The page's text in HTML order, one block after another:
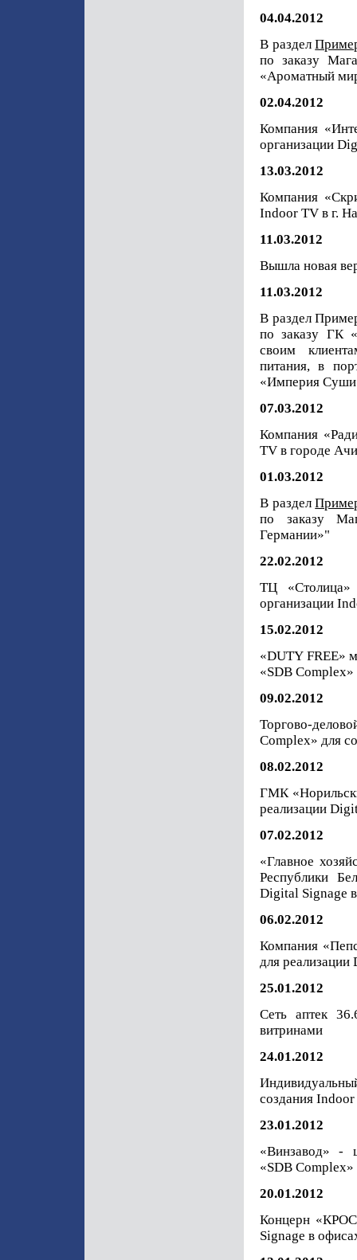
04.04.2012
В раздел
по заказу
«Ароматный
02.04.2012
Компания
организации
13.03.2012
Компания
Indoor TV в г.
11.03.2012
Вышла новая
11.03.2012
В раздел
по заказу ГК
своим
питания, в
«Империя
07.03.2012
Компания
TV в городе
01.03.2012
В раздел
по заказу
Германии»"
22.02.2012
ТЦ «Столица»
организации
15.02.2012
«DUTY FREE»
«SDB Complex»
09.02.2012
Торгово-
Complex» для
08.02.2012
ГМК
реализации
07.02.2012
«Главное
Республики
Digital Signage
06.02.2012
Компания
для реализации
25.01.2012
Сеть аптек
витринами
24.01.2012
создания
23.01.2012
«Винзавод» -
«SDB Complex»
20.01.2012
Концерн
Signage в